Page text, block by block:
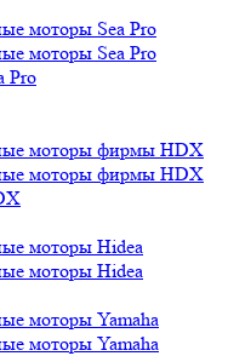
моторы Sea Pro
моторы Sea Pro
Pro
моторы фирмы HDX
моторы фирмы HDX
моторы Hidea
моторы Hidea
моторы Yamaha
моторы Yamaha